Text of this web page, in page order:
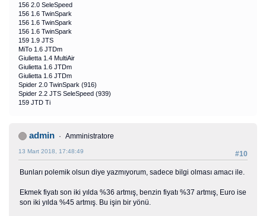
156 2.0 SeleSpeed
156 1.6 TwinSpark
156 1.6 TwinSpark
156 1.6 TwinSpark
159 1.9 JTS
MiTo 1.6 JTDm
Giulietta 1.4 MultiAir
Giulietta 1.6 JTDm
Giulietta 1.6 JTDm
Spider 2.0 TwinSpark (916)
Spider 2.2 JTS SeleSpeed (939)
159 JTD Ti
admin Amministratore
#10
13 Mart 2018, 17:48:49
Bunları polemik olsun diye yazmıyorum, sadece bilgi olması amacı ile.
Ekmek fiyatı son iki yılda %36 artmış, benzin fiyatı %37 artmış, Euro ise
son iki yılda %45 artmış. Bu işin bir yönü.